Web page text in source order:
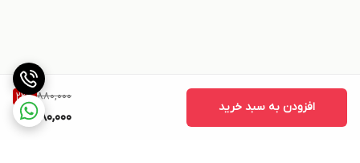
880,000
22%
680,000
افزودن به سبد خرید